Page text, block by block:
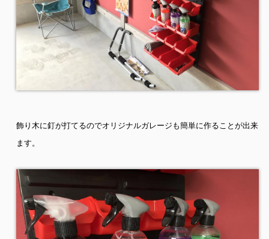
飾り木に釘が打てるのでオリジナルガレージも簡単に作ることが出来
ます。